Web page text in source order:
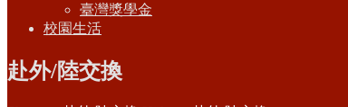
臺灣獎學金
校園生活
赴外/陸交換